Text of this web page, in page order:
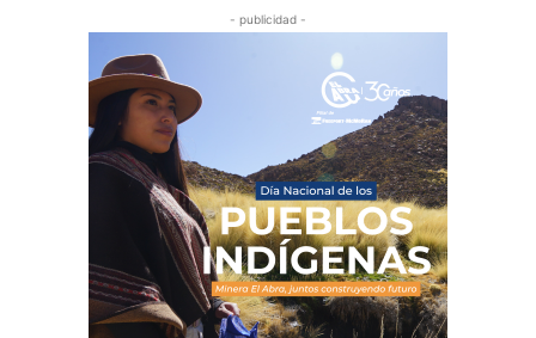
- publicidad -